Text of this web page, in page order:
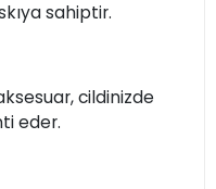
sahiptir.
cildinizde
eder.